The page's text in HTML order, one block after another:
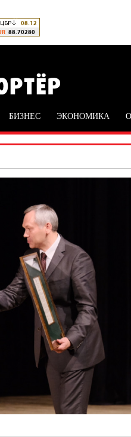
БИЗНЕС ЭКОНОМИКА